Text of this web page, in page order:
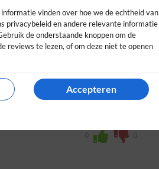
whisky’s en
0 0
vinden over hoe we de echtheid van
privacybeleid en andere relevante informatie
de onderstaande knoppen om de
reviews te lezen, of om deze niet te openen
Accepteren